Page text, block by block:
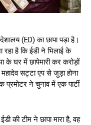
(ED) का छापा पड़ा है।
रहा है कि ईडी ने भिलाई के
के घर में छापेमारी कर करोड़ों
सट्टा एप से जुड़ा होना
प्रमोटर ने चुनाव में एक पार्टी
की टीम ने छापा मारा है, वह